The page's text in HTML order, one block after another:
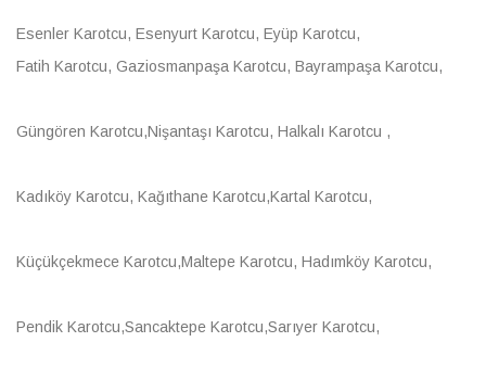
Esenler Karotcu, Esenyurt Karotcu, Eyüp Karotcu,
Fatih Karotcu, Gaziosmanpaşa Karotcu, Bayrampaşa Karotcu,
Güngören Karotcu,Nişantaşı Karotcu, Halkalı Karotcu ,
Kadıköy Karotcu, Kağıthane Karotcu,Kartal Karotcu,
Küçükçekmece Karotcu,Maltepe Karotcu, Hadımköy Karotcu,
Pendik Karotcu,Sancaktepe Karotcu,Sarıyer Karotcu,